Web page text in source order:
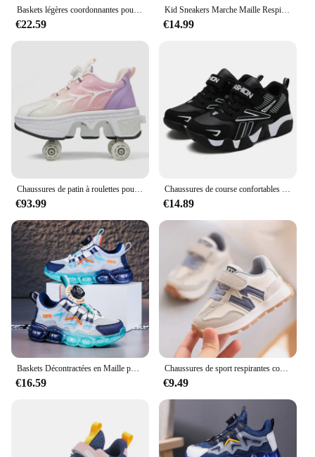
Baskets légères coordonnantes pour enfants, confortables, rotatives, chaussures décontractées, chaudes, optiques, astronomiques, garçons, filles, chaussures de marche
€22.59
Kid Sneakers Marche Maille Respirant Casual Chaussures Chaussures De Sport Pour Garçons Fille Léger Chaussures De Course
€14.99
Chaussures de patin à roulettes pour enfants, poignées de parkour amovibles, décontracté, garçons, filles, enfants, mode, déformation à 4 roues, course en plein air, chaussures de patinage
€93.99
Chaussures de course confortables en cuir pour enfants, baskets légères, chaussures de tennis pour garçons, sports de plein air, chaussures de marche pour enfants, mode
€14.89
€16.59
Chaussures de sport respirantes coordonnantes pour enfants, baskets confortables pour tout-petits, légères, boucle à crochet, semelle souple, chaussures de course décontractées
€9.49